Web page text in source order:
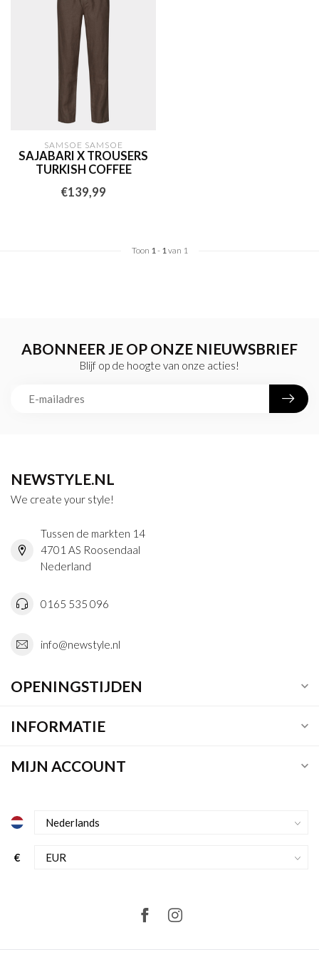
SAMSOE SAMSOE
SAJABARI X TROUSERS
TURKISH COFFEE
€139,99
Toon 1- 1van 1
ABONNEER JE OP ONZE NIEUWSBRIEF
Blijf op de hoogte van onze acties!
NEWSTYLE.NL
We create your style!
Tussen de markten 14
4701 AS Roosendaal
Nederland
0165 535 096
info@newstyle.nl
OPENINGSTIJDEN
INFORMATIE
MIJN ACCOUNT
€